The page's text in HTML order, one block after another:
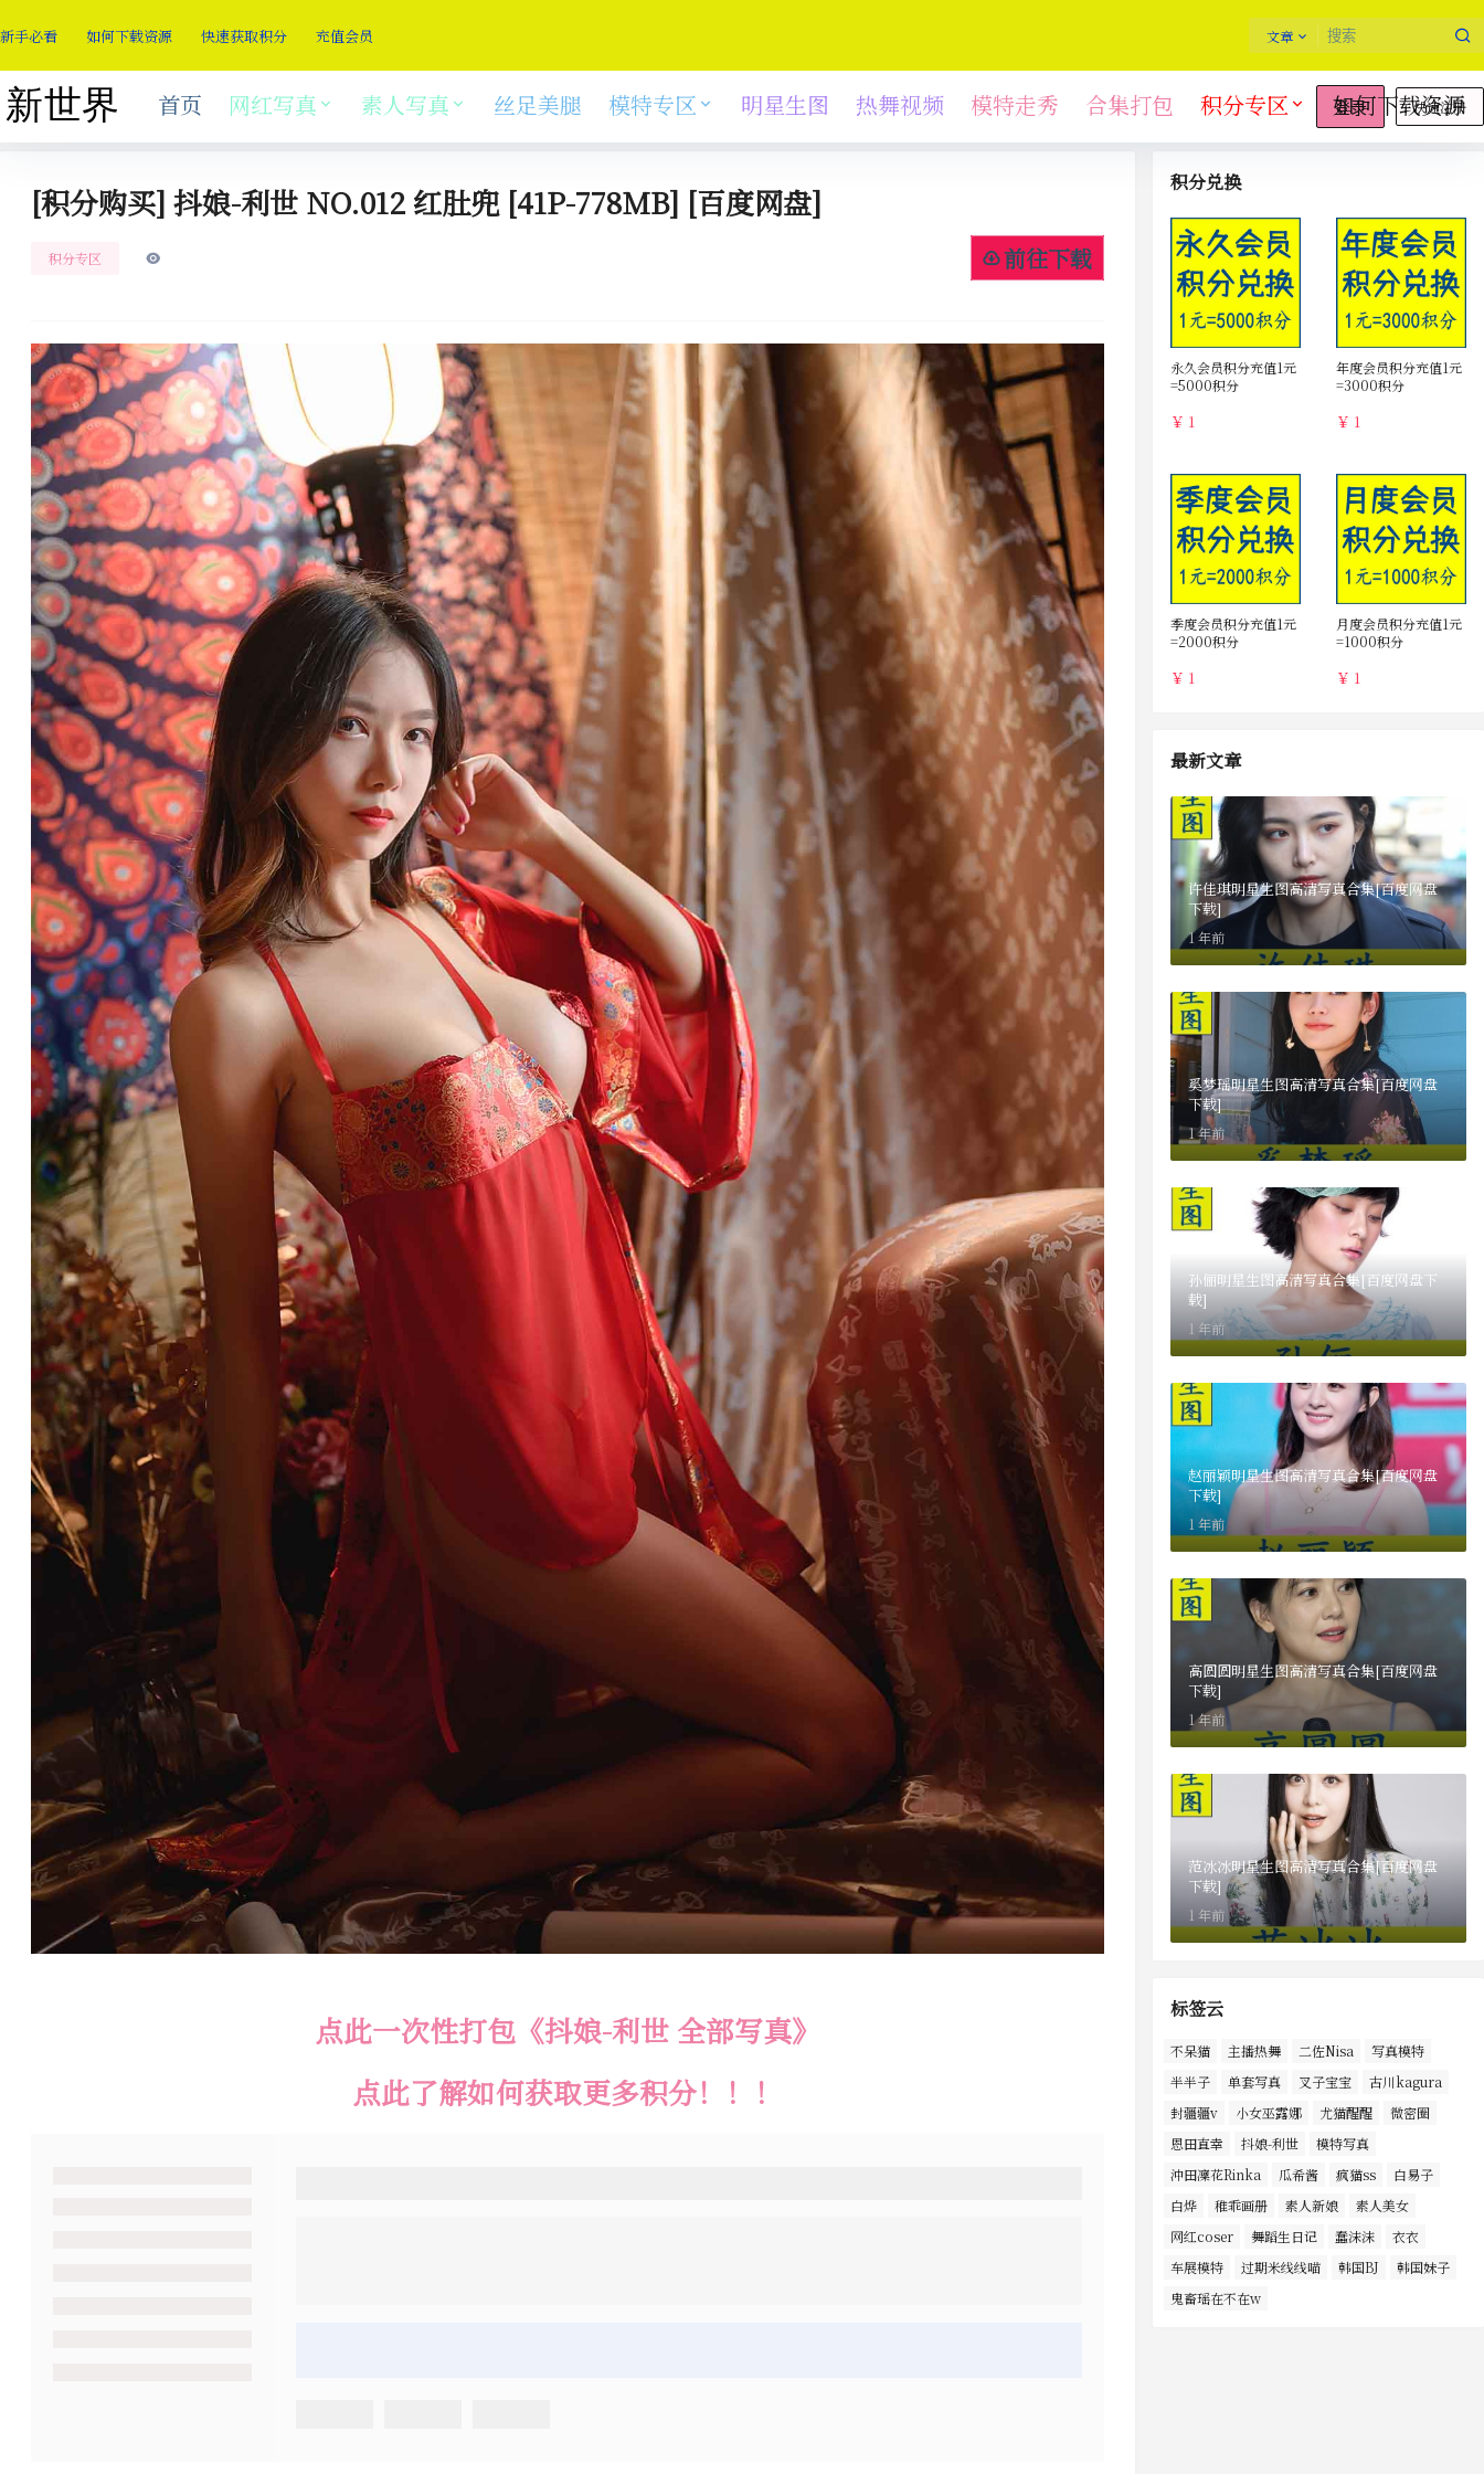
新手必看 如何下载资源 快速获取积分 充值会员 文章
登录 快速注册
首页 网红写真 素人写真 丝足美腿 模特专区 明星生图 热舞视频 模特走秀 合集打包 积分专区 如何下载资源
[积分购买] 抖娘-利世 NO.012 红肚兜 [41P-778MB] [百度网盘]
积分专区 前往下载
点此一次性打包《抖娘-利世 全部写真》
点此了解如何获取更多积分！！！
积分兑换
永久会员积分充值1元
=5000积分
￥ 1
年度会员积分充值1元
=3000积分
￥ 1
季度会员积分充值1元
=2000积分
￥ 1
月度会员积分充值1元
=1000积分
￥ 1
最新文章
许佳琪明星生图高清写真合集[百度网盘
下载]
1 年前
奚梦瑶明星生图高清写真合集[百度网盘
下载]
1 年前
孙俪明星生图高清写真合集[百度网盘下
载]
1 年前
赵丽颖明星生图高清写真合集[百度网盘
下载]
1 年前
高圆圆明星生图高清写真合集[百度网盘
下载]
1 年前
范冰冰明星生图高清写真合集[百度网盘
下载]
1 年前
标签云
不呆猫 主播热舞 二佐Nisa
写真模特
半半子
单套写真 叉子宝宝
古川kagura
封疆疆v
小女巫露娜 尤猫醒醒
微密圈
恩田直幸
抖娘-利世
模特写真
沖田凜花Rinka
瓜希酱 疯猫ss
白易子
白烨
稚乖画册 素人新娘
素人美女
网红coser
舞蹈生日记 蠢沫沫
衣衣
车展模特
过期米线线喵 韩国BJ
韩国妹子
鬼畜瑶在不在w